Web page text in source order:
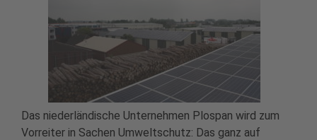
Das niederländische Unternehmen Plospan wird zum
Vorreiter in Sachen Umweltschutz: Das ganz auf